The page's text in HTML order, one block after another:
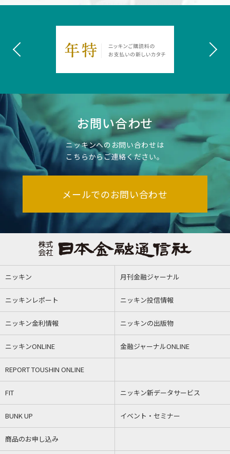
お問い合わせ
ニッキンへのお問い合わせは
こちらからご連絡ください。
メールでのお問い合わせ
ニッキン 月刊金融ジャーナル
ニッキンレポート ニッキン投信情報
ニッキン金利情報 ニッキンの出版物
ニッキンONLINE 金融ジャーナルONLINE
REPORT TOUSHIN ONLINE
FIT ニッキン新データサービス
BUNK UP イベント・セミナー
商品のお申し込み